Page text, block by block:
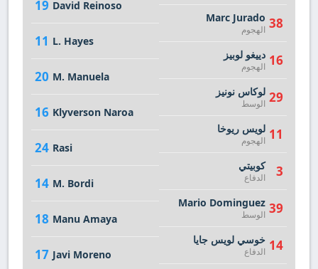
19 David Reinoso
11 L. Hayes
20 M. Manuela
16 Klyverson Naroa
24 Rasi
14 M. Bordi
18 Manu Amaya
17 Javi Moreno
38
Marc Jurado
الهجوم
16 دييغو لوبيز
الهجوم
29 لوكاس نونيز
الوسط
11 لويس ريوخا
الهجوم
3 كوبيتي
الدفاع
39
Mario Dominguez
الوسط
14 خوسي لويس جايا
الدفاع